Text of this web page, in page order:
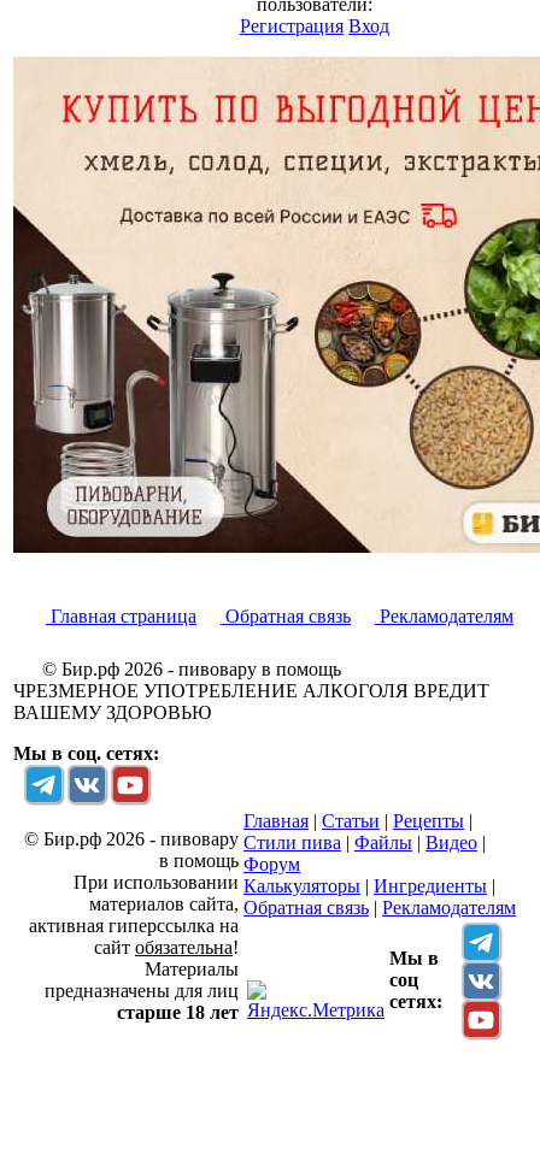
пользователи:
Регистрация Вход
Главная страница Обратная связь Рекламодателям
© Бир.рф 2026 - пивовару в помощь
ЧРЕЗМЕРНОЕ УПОТРЕБЛЕНИЕ АЛКОГОЛЯ ВРЕДИТ
ВАШЕМУ ЗДОРОВЬЮ
Мы в соц. сетях:
© Бир.рф 2026 - пивовару
в помощь
При использовании
материалов сайта,
активная гиперссылка на
сайт обязательна!
Материалы
предназначены для лиц
старше 18 лет
Главная | Статьи | Рецепты |
Стили пива | Файлы | Видео |
Форум
Калькуляторы | Ингредиенты |
Обратная связь | Рекламодателям
Мы в
соц
сетях: